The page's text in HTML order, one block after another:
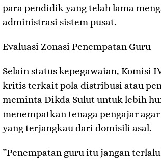
para pendidik yang telah lama
administrasi sistem pusat.
​Evaluasi Zonasi Penempatan Guru
​Selain status kepegawaian, Komisi
kritis terkait pola distribusi atau
meminta Dikda Sulut untuk lebih
menempatkan tenaga pengajar
yang terjangkau dari domisili asal.
​”Penempatan guru itu jangan